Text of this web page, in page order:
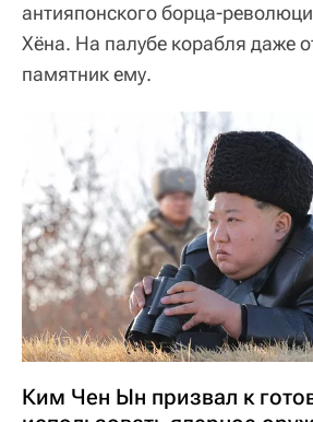
антияпонского борца-
Хёна. На палубе корабля даже
памятник ему.
Ким Чен Ын призвал к